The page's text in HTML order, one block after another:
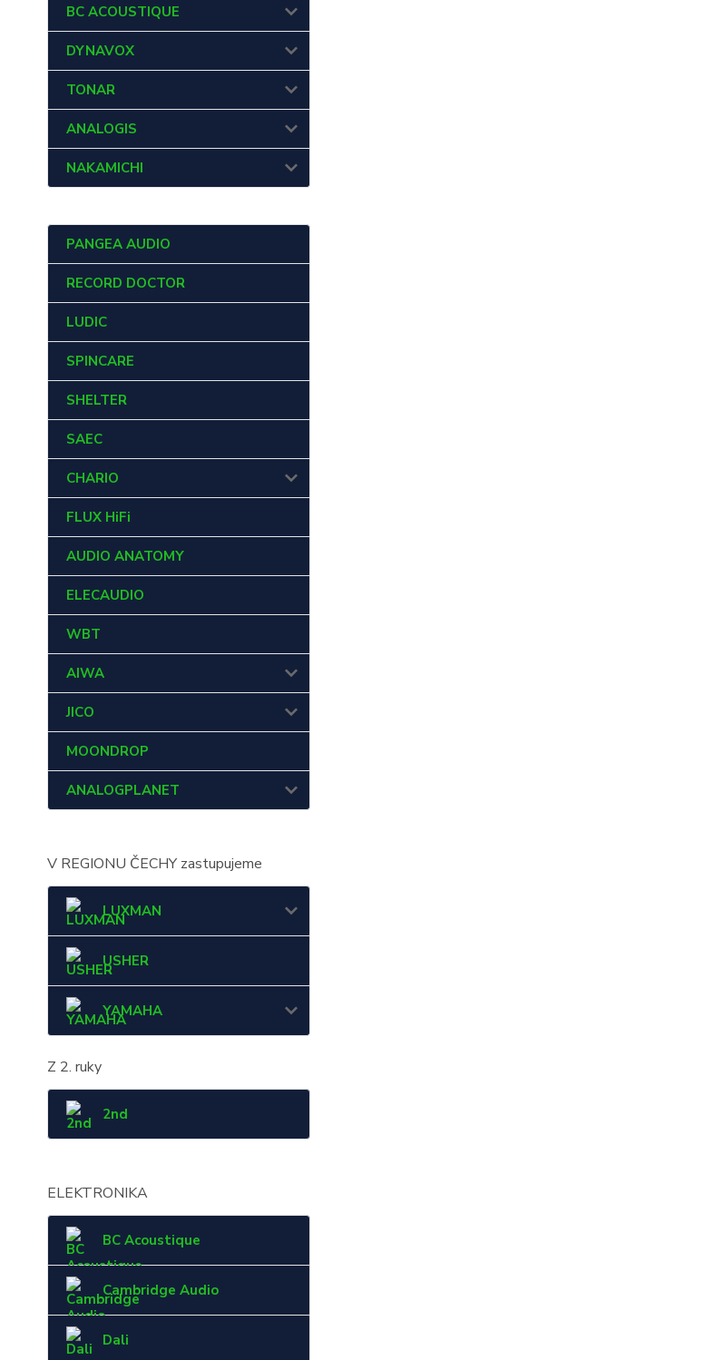
BC ACOUSTIQUE
DYNAVOX
TONAR
ANALOGIS
NAKAMICHI
PANGEA AUDIO
RECORD DOCTOR
LUDIC
SPINCARE
SHELTER
SAEC
CHARIO
FLUX HiFi
AUDIO ANATOMY
ELECAUDIO
WBT
AIWA
JICO
MOONDROP
ANALOGPLANET
V REGIONU ČECHY zastupujeme
LUXMAN
USHER
YAMAHA
Z 2. ruky
2nd
ELEKTRONIKA
BC Acoustique
Cambridge Audio
Dali